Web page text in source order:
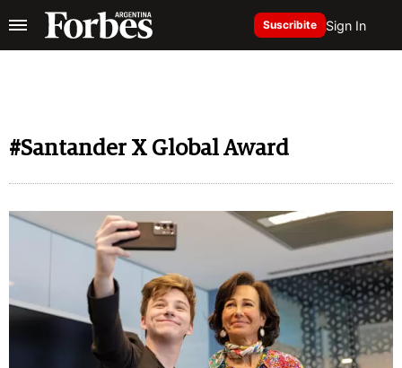
Suscribite Sign In
#Santander X Global Award